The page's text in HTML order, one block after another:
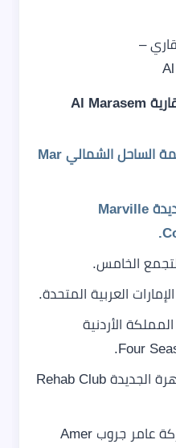
–
مشاريع شركة المراسم العقارية Al Marasem
قرية مار باي راس الحكمة الساحل الشمالي Mar
كمبوند مارفيل زايد الجديدة Marville
الخامس.
العربية المتحدة.
الأردنية
نادي الرحاب بمدينة القاهرة الجديدة Rehab Club
مبنى الإدارة الخاص بشركة عامر جروب Amer